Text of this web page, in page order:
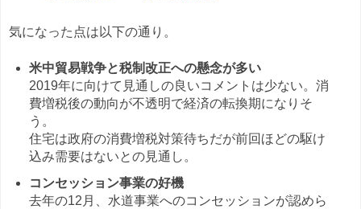
気になった点は以下の通り。
米中貿易戦争と税制改正への懸念が多い
2019年に向けて見通しの良いコメントは少ない。消
費増税後の動向が不透明で経済の転換期になりそ
う。
住宅は政府の消費増税対策待ちだが前回ほどの駆け
込み需要はないとの見通し。
コンセッション事業の好機
去年の12月、水道事業へのコンセッションが認めら